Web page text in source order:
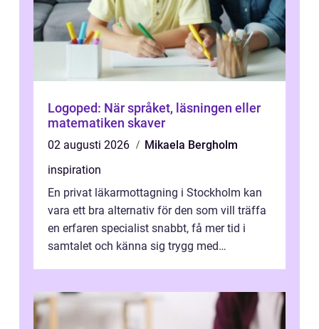
Logoped: När språket, läsningen eller
matematiken skaver
02 augusti 2026
Mikaela Bergholm
inspiration
En privat läkarmottagning i Stockholm kan
vara ett bra alternativ för den som vill träffa
en erfaren specialist snabbt, få mer tid i
samtalet och känna sig trygg med